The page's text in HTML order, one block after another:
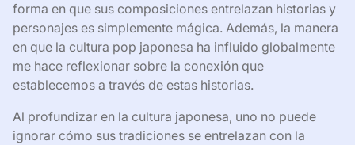
forma en que sus composiciones entrelazan historias y
personajes es simplemente mágica. Además, la manera
en que la cultura pop japonesa ha influido globalmente
me hace reflexionar sobre la conexión que
establecemos a través de estas historias.
Al profundizar en la cultura japonesa, uno no puede
ignorar cómo sus tradiciones se entrelazan con la